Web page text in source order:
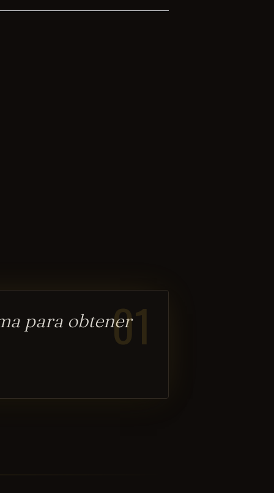
01
para obtener